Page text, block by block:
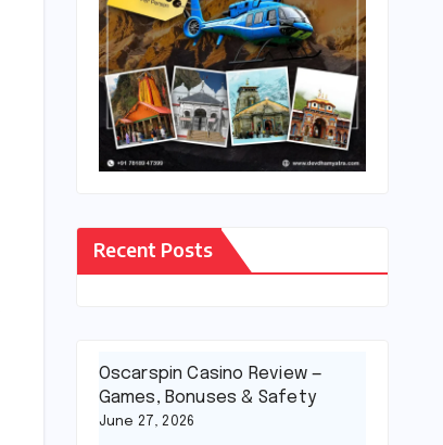
Recent Posts
Oscarspin Casino Review —
Games, Bonuses & Safety
June 27, 2026